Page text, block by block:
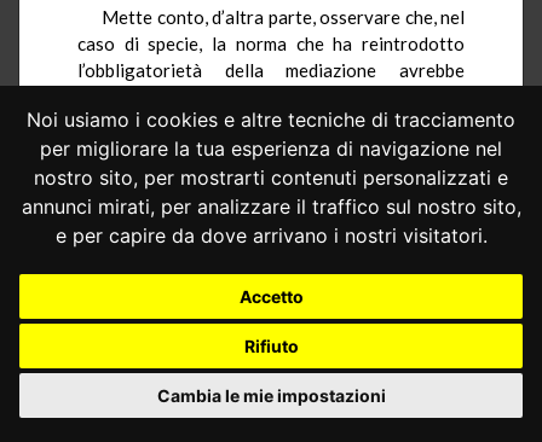
Noi usiamo i cookies e altre tecniche di tracciamento
per migliorare la tua esperienza di navigazione nel
nostro sito, per mostrarti contenuti personalizzati e
annunci mirati, per analizzare il traffico sul nostro sito,
e per capire da dove arrivano i nostri visitatori.
Accetto
Rifiuto
Cambia le mie impostazioni
Mette conto, d’altra parte, osservare che, nel
caso di specie, la norma che ha reintrodotto
l’obbligatorietà della mediazione avrebbe
incremento delle istanze di accesso al relativo
procedimento: la decisione di procrastinarne,
peraltro per un periodo contenuto, l’applicabilità
è, pertanto, ragionevolmente giustificata
dall’impatto che essa avrebbe avuto sul
Del resto, una volta posticipata l’efficacia
della mediazione obbligatoria, diviene con
riguardo a essa coerente il differimento anche
della connessa disciplina, posta dal secondo